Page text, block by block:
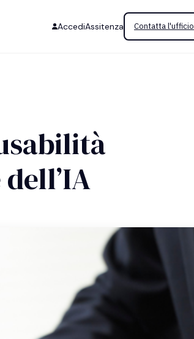
AccediAssitenza Contatta